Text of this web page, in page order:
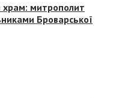
храм: митрополит
Броварської